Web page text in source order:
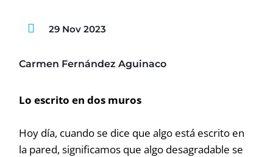
29 Nov 2023
Carmen Fernández Aguinaco
Lo escrito en dos muros
Hoy día, cuando se dice que algo está escrito en
la pared, significamos que algo desagradable se